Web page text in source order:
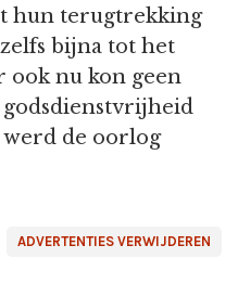
hun terugtrekking
bijna tot het
ook nu kon geen
de oorlog
ADVERTENTIES VERWIJDEREN